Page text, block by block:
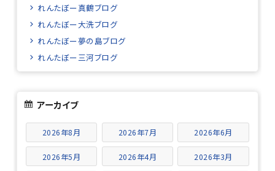
れんたぼー真鶴ブログ
れんたぼー大洗ブログ
れんたぼー夢の島ブログ
れんたぼー三河ブログ
アーカイブ
2026年8月 2026年7月 2026年6月
2026年5月 2026年4月 2026年3月